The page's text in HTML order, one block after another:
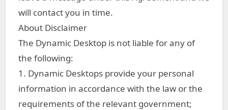
will contact you in time.
About Disclaimer
The Dynamic Desktop is not liable for any of
the following:
1. Dynamic Desktops provide your personal
information in accordance with the law or the
requirements of the relevant government;